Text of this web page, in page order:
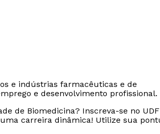
e indústrias farmacêuticas e de
e desenvolvimento profissional.
de Biomedicina? Inscreva-se no UDF
carreira dinâmica! Utilize sua